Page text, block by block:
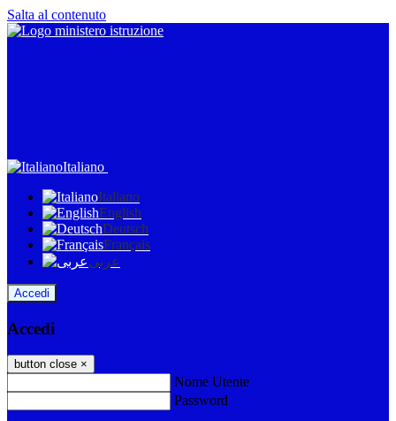
Salta al contenuto
Italiano
Italiano
English
Deutsch
Français
عربى
Accedi
Accedi
button close ×
Nome Utente
Password